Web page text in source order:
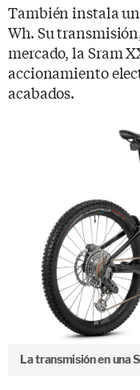
También instala
Wh. Su
mercado, la Sram
accionamiento
acabados.
La transmisión en una